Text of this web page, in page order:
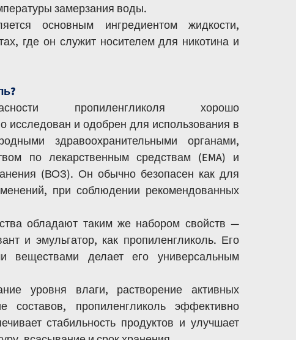
замерзания воды.
основным ингредиентом жидкости,
где он служит носителем для никотина и
пропиленгликоля хорошо
исследован и одобрен для использования в
здравоохранительными органами,
по лекарственным средствам (EMA) и
(ВОЗ). Он обычно безопасен как для
при соблюдении рекомендованных
обладают таким же набором свойств —
и эмульгатор, как пропиленгликоль. Его
веществами делает его универсальным
уровня влаги, растворение активных
составов, пропиленгликоль эффективно
стабильность продуктов и улучшает